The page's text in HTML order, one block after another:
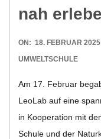
O
R
E
nah
2025-
02-
ON: 18. FEBRUAR 2025
UMWELTSCHULE
Am 17. Februar
Leo­Lab auf eine
in Koope­ra­tion mit
Schule und der